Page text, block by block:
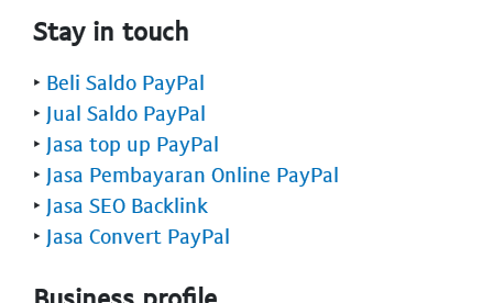
Stay in touch
‣ Beli Saldo PayPal
‣ Jual Saldo PayPal
‣ Jasa top up PayPal
‣ Jasa Pembayaran Online PayPal
‣ Jasa SEO Backlink
‣ Jasa Convert PayPal
Business profile